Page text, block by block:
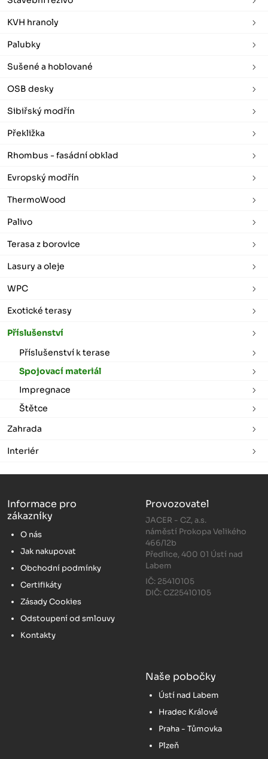
KVH hranoly
Palubky
Sušené a hoblované
OSB desky
Sibiřský modřín
Překližka
Rhombus - fasádní obklad
Evropský modřín
ThermoWood
Palivo
Terasa z borovice
Lasury a oleje
WPC
Exotické terasy
Příslušenství
Příslušenství k terase
Spojovací materiál
Impregnace
Štětce
Zahrada
Interiér
Informace pro
zákazníky
O nás
Jak nakupovat
Obchodní podmínky
Certifikáty
Zásady Cookies
Odstoupení od smlouvy
Kontakty
Provozovatel
JACER - CZ, a.s.
náměstí Prokopa Velikého
466/12b
Předlice, 400 01 Ústí nad
Labem
IČ: 25410105
DIČ: CZ25410105
Naše pobočky
Ústí nad Labem
Hradec Králové
Praha - Tůmovka
Plzeň